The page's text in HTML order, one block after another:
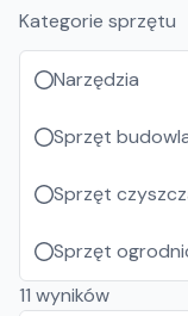
Kategorie sprzętu
Narzędzia
Sprzęt
Sprzęt
Sprzęt
11 wyników